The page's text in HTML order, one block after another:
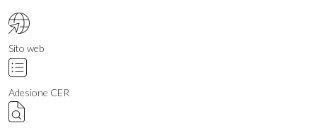
Sito web
Adesione CER